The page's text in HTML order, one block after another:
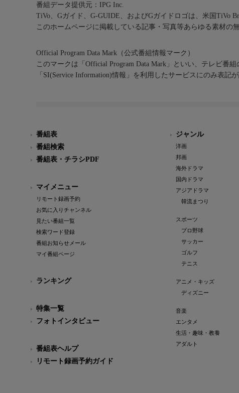
番組データ提供元：IPG Inc.
TiVo、Gガイド、G-GUIDE、およびGガイドロゴは、米国TiVo
このホームページに掲載している記事・写真等あらゆる素材の
Official Program Data Mark（公式番組情報マーク）
このマークは「Official Program Data Mark」といい、テレビ番
「SI(Service Information)情報」を利用したサービスにのみ表記
番組表
番組検索
番組表・チラシPDF
マイメニュー
リモート録画予約
お気に入りチャンネル
見たい番組一覧
検索ワード登録
番組お知らせメール
マイ番組ページ
ランキング
特集一覧
フォトインタビュー
番組表ヘルプ
リモート録画予約ガイド
ジャンル
洋画
邦画
海外ドラマ
国内ドラマ
アジアドラマ
韓流まつり
スポーツ
プロ野球
サッカー
ゴルフ
テニス
アニメ・キッズ
ディズニー
音楽
エンタメ
生活・趣味・教養
アダルト